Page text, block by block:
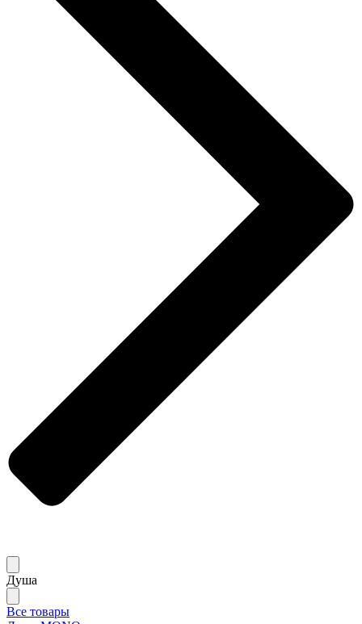
Душа
Все товары